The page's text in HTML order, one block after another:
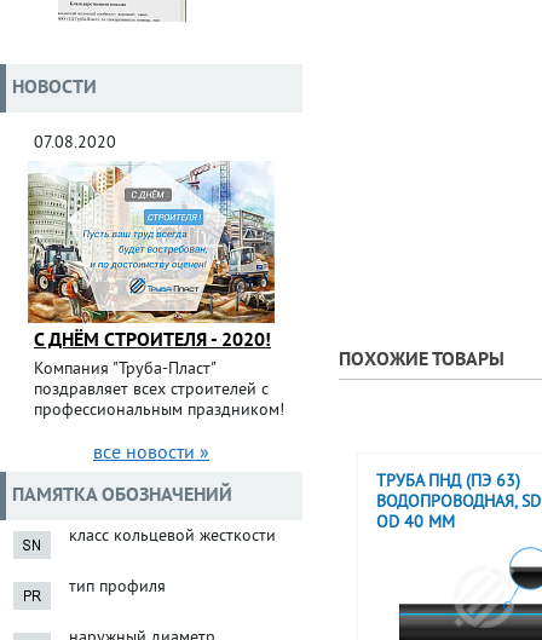
ПОХОЖИЕ ТОВАРЫ
ТРУБА ПНД (ПЭ 63)
ВОДОПРОВОДНАЯ,
OD 40 ММ
НОВОСТИ
07.08.2020
С ДНЁМ СТРОИТЕЛЯ - 2020!
Компания "Труба-Пласт"
поздравляет всех строителей с
профессиональным праздником!
все новости »
ПАМЯТКА ОБОЗНАЧЕНИЙ
класс кольцевой жесткости
тип профиля